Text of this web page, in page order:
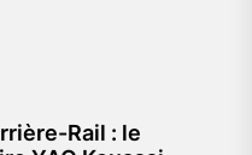
Rail : le